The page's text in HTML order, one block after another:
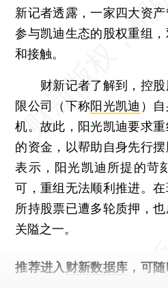
新记者透露，一家四大资
参与凯迪生态的股权重组
和接触。
财新记者了解到，控股
限公司（下称阳光凯迪 ）
机。故此，阳光凯迪要求
的资金，以帮助自身先行
表示，阳光凯迪所提的苛
可，重组无法顺利推进。
所持股票已遭多轮质押，
关隘之一。
推荐进入 财新数据库 ，可